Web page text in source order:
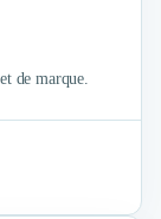
de marque.